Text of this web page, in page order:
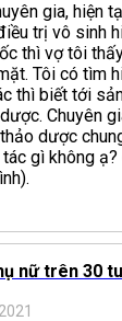
gia, hiện
trị vô sinh
thì vợ tôi
Tôi có tìm
thì biết tới
Chuyên
dược
gì không ạ?
nữ trên 30